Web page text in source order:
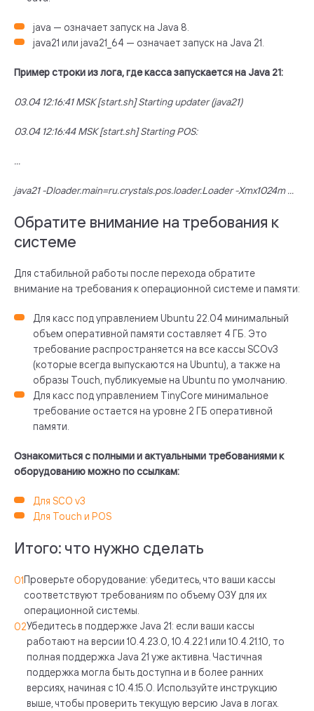
java — означает запуск на Java 8.
java21 или java21_64 — означает запуск на Java 21.
Пример строки из лога, где касса запускается на Java 21:
03.04 12:16:41 MSK [start.sh] Starting updater (java21)
03.04 12:16:44 MSK [start.sh] Starting POS:
...
java21 -Dloader.main=ru.crystals.pos.loader.Loader -Xmx1024m ...
Обратите внимание на требования к
системе
Для стабильной работы после перехода обратите
внимание на требования к операционной системе и памяти:
Для касс под управлением Ubuntu 22.04 минимальный
объем оперативной памяти составляет 4 ГБ. Это
требование распространяется на все кассы SCOv3
(которые всегда выпускаются на Ubuntu), а также на
образы Touch, публикуемые на Ubuntu по умолчанию.
Для касс под управлением TinyCore минимальное
требование остается на уровне 2 ГБ оперативной
памяти.
Ознакомиться с полными и актуальными требованиями к
оборудованию можно по ссылкам:
Для SCO v3
Для Touch и POS
Итого: что нужно сделать
Проверьте оборудование: убедитесь, что ваши кассы
соответствуют требованиям по объему ОЗУ для их
операционной системы.
Убедитесь в поддержке Java 21: если ваши кассы
работают на версии 10.4.23.0, 10.4.22.1 или 10.4.21.10, то
полная поддержка Java 21 уже активна. Частичная
поддержка могла быть доступна и в более ранних
версиях, начиная с 10.4.15.0. Используйте инструкцию
выше, чтобы проверить текущую версию Java в логах.